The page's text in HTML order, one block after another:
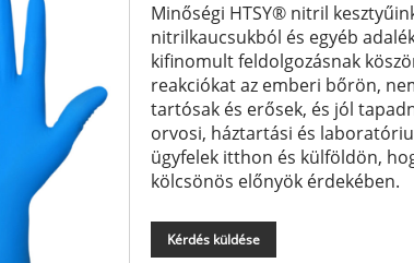
Minőségi HTSY® nitril
nitrilkaucsukból és egyéb
kifinomult feldolgozásnak
reakciókat az emberi bőrön,
tartósak és erősek, és jól
orvosi, háztartási és
ügyfelek itthon és külföldön,
kölcsönös előnyök érdekében.
Kérdés küldése